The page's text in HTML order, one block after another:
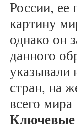
России, ее
картину
однако он
данного
указывали
стран, на
всего мира
Ключевые